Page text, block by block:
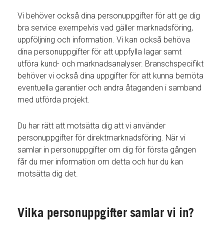
Vi behöver också dina personuppgifter för att ge dig
bra service exempelvis vad gäller marknadsföring,
uppföljning och information. Vi kan också behöva
dina personuppgifter för att uppfylla lagar samt
utföra kund- och marknadsanalyser. Branschspecifikt
behöver vi också dina uppgifter för att kunna bemöta
eventuella garantier och andra åtaganden i samband
med utförda projekt.
Du har rätt att motsätta dig att vi använder
personuppgifter för direktmarknadsföring. När vi
samlar in personuppgifter om dig för första gången
får du mer information om detta och hur du kan
motsätta dig det.
Vilka personuppgifter samlar vi in?